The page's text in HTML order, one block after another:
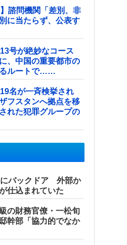
諮問機関「差別、非
に当たらず、公表す
号が絶妙なコース
、中国の重要都市の
るルートで……
名が一斉検挙され
フスタンへ拠点を移
れた犯罪グループの
にバックドア 外部か
仕込まれていた
の財務官僚・一松旬
幹部「協力的でなか